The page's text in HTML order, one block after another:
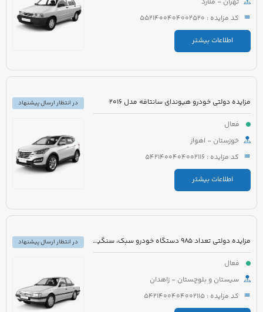
کد مزایده : 5521400404002520
اطلاعات بیشتر
مزایده دولتی خودرو هیوندای سانتافه مدل 2016
فعال
خوزستان - اهواز
کد مزایده : 5421400404002116
اطلاعات بیشتر
در انتظار ارسال پیشنهاد
مزایده دولتی تعداد 985 دستگاه خودرو سبک، سنگین و موتورسیکلت
فعال
سیستان و بلوچستان - زاهدان
کد مزایده : 5421400404002115
در انتظار ارسال پیشنهاد